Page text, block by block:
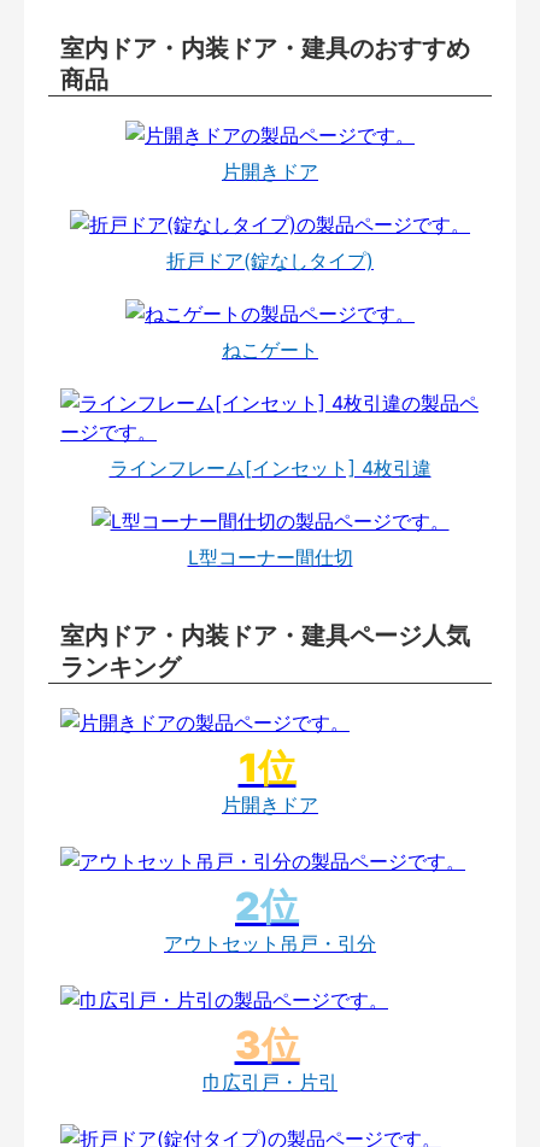
室内ドア・内装ドア・建具のおすすめ
商品
片開きドア
折戸ドア(錠なしタイプ)
ねこゲート
ラインフレーム[インセット] 4枚引違
L型コーナー間仕切
室内ドア・内装ドア・建具ページ人気
ランキング
片開きドア
アウトセット吊戸・引分
巾広引戸・片引